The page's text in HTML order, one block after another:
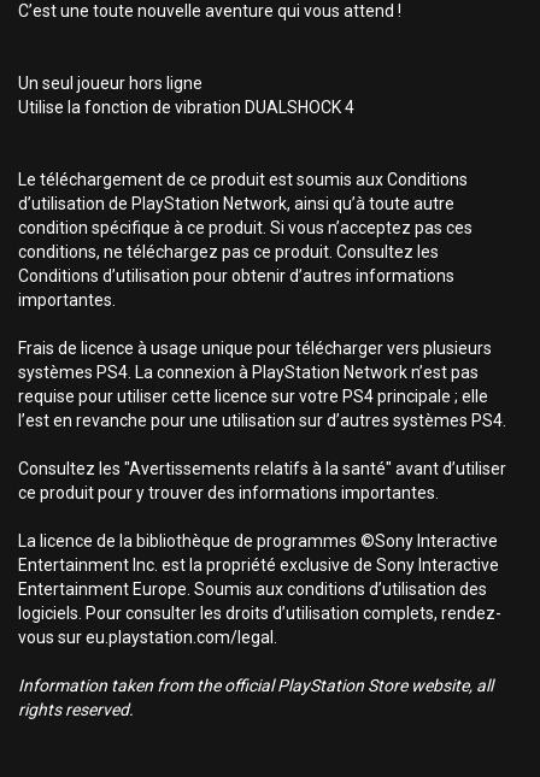
C’est une toute nouvelle aventure qui vous attend !
Un seul joueur hors ligne
Utilise la fonction de vibration DUALSHOCK 4
Le téléchargement de ce produit est soumis aux Conditions
d’utilisation de PlayStation Network, ainsi qu’à toute autre
condition spécifique à ce produit. Si vous n’acceptez pas ces
conditions, ne téléchargez pas ce produit. Consultez les
Conditions d’utilisation pour obtenir d’autres informations
importantes.
Frais de licence à usage unique pour télécharger vers plusieurs
systèmes PS4. La connexion à PlayStation Network n’est pas
requise pour utiliser cette licence sur votre PS4 principale ; elle
l’est en revanche pour une utilisation sur d’autres systèmes PS4.
Consultez les "Avertissements relatifs à la santé" avant d’utiliser
ce produit pour y trouver des informations importantes.
La licence de la bibliothèque de programmes ©Sony Interactive
Entertainment Inc. est la propriété exclusive de Sony Interactive
Entertainment Europe. Soumis aux conditions d’utilisation des
logiciels. Pour consulter les droits d’utilisation complets, rendez-
vous sur eu.playstation.com/legal.
Information taken from the official PlayStation Store website, all
rights reserved.